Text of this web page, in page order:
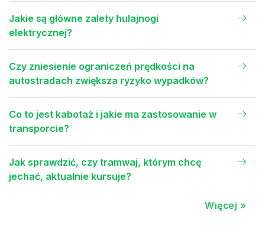
Jakie są główne zalety hulajnogi
elektrycznej?
Czy zniesienie ograniczeń prędkości na
autostradach zwiększa ryzyko wypadków?
Co to jest kabotaż i jakie ma zastosowanie w
transporcie?
Jak sprawdzić, czy tramwaj, którym chcę
jechać, aktualnie kursuje?
Więcej »